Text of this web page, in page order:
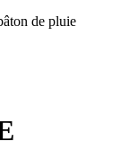
de pluie